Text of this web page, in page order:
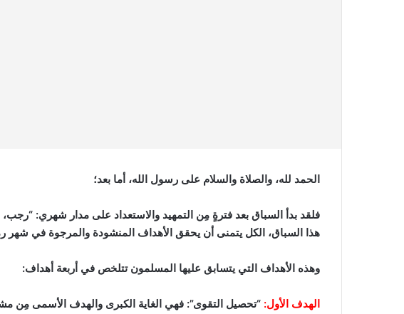
الحمد لله، والصلاة والسلام على رسول الله، أما بعد؛
فلقد بدأ السباق بعد فترةٍ مِن التمهيد والاستعداد على مدار شهري:
هذا السباق، الكل يتمنى أن يحقق الأهداف المنشودة والمرجوة في شهر
وهذه الأهداف التي يتسابق عليها المسلمون تتلخص في أربعة أهداف:
الهدف الأول: “تحصيل التقوى”: فهي الغاية الكبرى والهدف الأسمى مِن